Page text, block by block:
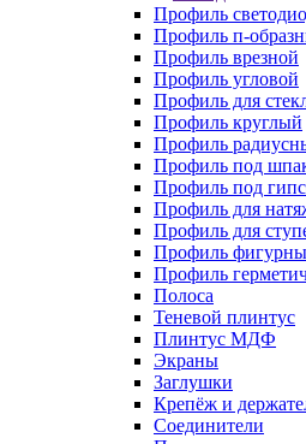
Профиль
Профиль п-
Профиль врезной
Профиль угловой
Профиль для
Профиль круглый
Профиль
Профиль под
Профиль под
Профиль для
Профиль для
Профиль
Профиль
Полоса
Теневой плинтус
Плинтус МДФ
Экраны
Заглушки
Крепёж и
Соединители